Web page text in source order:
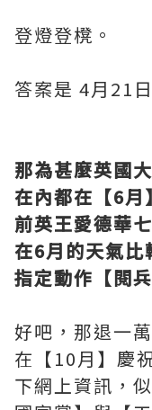
登燈登櫈。
答案是 4月21日
那為甚麼英國
在內都在【6月
前英王愛德華
在6月的天氣比
指定動作【閱
好吧，那退一
在【10月】慶
下網上資訊，